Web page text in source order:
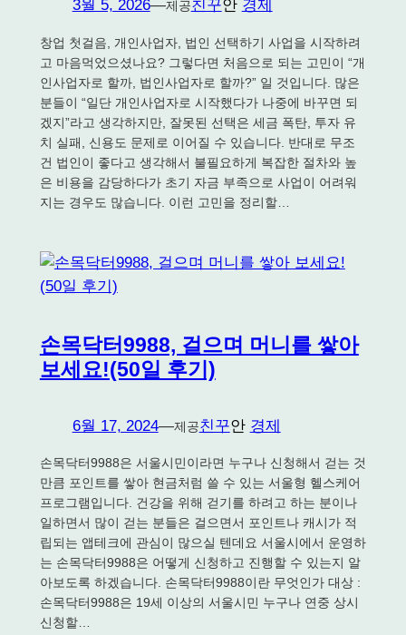
3월 5, 2026—제공친꾸안 경제
창업 첫걸음, 개인사업자, 법인 선택하기 사업을 시작하려
고 마음먹었으셨나요? 그렇다면 처음으로 되는 고민이 “개
인사업자로 할까, 법인사업자로 할까?” 일 것입니다. 많은
분들이 “일단 개인사업자로 시작했다가 나중에 바꾸면 되
겠지”라고 생각하지만, 잘못된 선택은 세금 폭탄, 투자 유
치 실패, 신용도 문제로 이어질 수 있습니다. 반대로 무조
건 법인이 좋다고 생각해서 불필요하게 복잡한 절차와 높
은 비용을 감당하다가 초기 자금 부족으로 사업이 어려워
지는 경우도 많습니다. 이런 고민을 정리할…
손목닥터9988, 걸으며 머니를 쌓아
보세요!(50일 후기)
6월 17, 2024—제공친꾸안 경제
손목닥터9988은 서울시민이라면 누구나 신청해서 걷는 것
만큼 포인트를 쌓아 현금처럼 쓸 수 있는 서울형 헬스케어
프로그램입니다. 건강을 위해 걷기를 하려고 하는 분이나
일하면서 많이 걷는 분들은 걸으면서 포인트나 캐시가 적
립되는 앱테크에 관심이 많으실 텐데요 서울시에서 운영하
는 손목닥터9988은 어떻게 신청하고 진행할 수 있는지 알
아보도록 하겠습니다. 손목닥터9988이란 무엇인가 대상 :
손목닥터9988은 19세 이상의 서울시민 누구나 연중 상시
신청할…